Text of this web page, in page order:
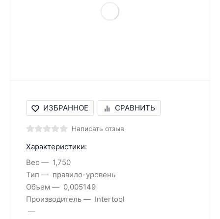
ИЗБРАННОЕ СРАВНИТЬ
Написать отзыв
Характеристики:
Вес
1,750
Тип
правило-уровень
Объем
0,005149
Производитель
Intertool